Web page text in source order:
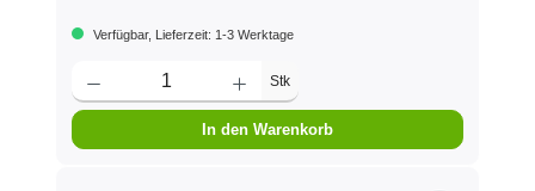
Verfügbar, Lieferzeit: 1-3 Werktage
Stk
In den Warenkorb